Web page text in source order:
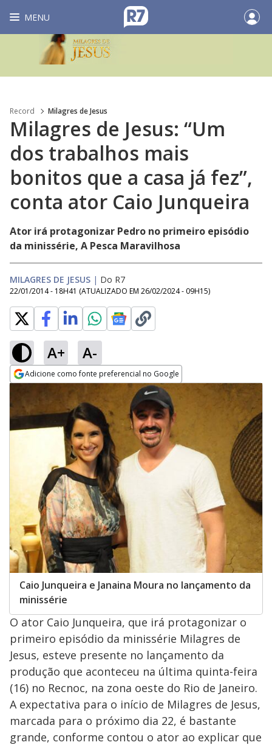
MENU
Record Milagres de Jesus
Milagres de Jesus: “Um
dos trabalhos mais
bonitos que a casa já fez”,
conta ator Caio Junqueira
Ator irá protagonizar Pedro no primeiro episódio
da minissérie, A Pesca Maravilhosa
MILAGRES DE JESUS | Do R7
22/01/2014 - 18H41 (ATUALIZADO EM 26/02/2024 - 09H15)
A+ A-
Adicione como fonte preferencial no Google
Opens in new window
Caio Junqueira e Janaina Moura no lançamento da
minissérie
O ator Caio Junqueira, que irá protagonizar o
primeiro episódio da minissérie Milagres de
Jesus, esteve presente no lançamento da
produção que aconteceu na última quinta-feira
(16) no Recnoc, na zona oeste do Rio de Janeiro.
A expectativa para o início de Milagres de Jesus,
marcada para o próximo dia 22, é bastante
grande, conforme contou o ator ao explicar que